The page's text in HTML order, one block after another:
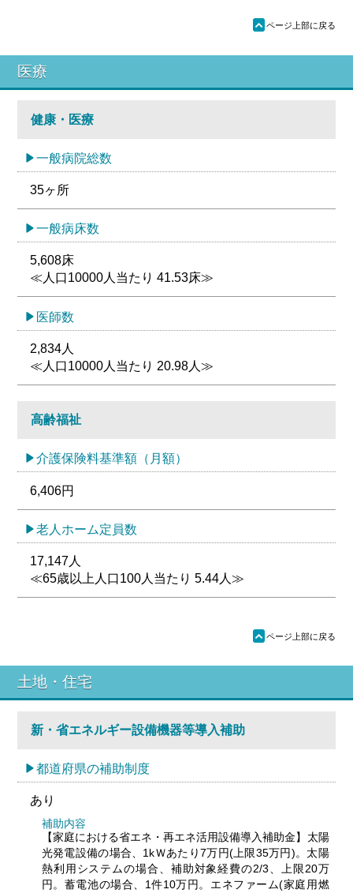
ü ページ上部に戻る
医療
健康・医療
一般病院総数
35ヶ所
一般病床数
5,608床
≪人口10000人当たり 41.53床≫
医師数
2,834人
≪人口10000人当たり 20.98人≫
高齢福祉
介護保険料基準額（月額）
6,406円
老人ホーム定員数
17,147人
≪65歳以上人口100人当たり 5.44人≫
ü ページ上部に戻る
土地・住宅
新・省エネルギー設備機器等導入補助
都道府県の補助制度
あり
補助内容
【家庭における省エネ・再エネ活用設備導入補助金】太陽
光発電設備の場合、1kＷあたり7万円(上限35万円)。太陽
熱利用システムの場合、補助対象経費の2/3、上限20万
円。蓄電池の場合、1件10万円。エネファーム(家庭用燃